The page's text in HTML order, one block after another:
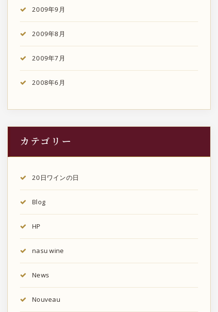
2009年9月
2009年8月
2009年7月
2008年6月
カテゴリー
20日ワインの日
Blog
HP
nasu wine
News
Nouveau